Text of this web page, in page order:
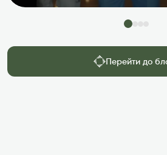
Перейти до